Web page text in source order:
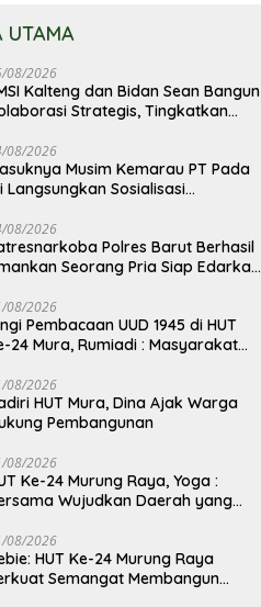
UTAMA
08/2026
Kalteng dan Bidan Sean Bangun
Strategis, Tingkatkan
08/2026
Musim Kemarau PT Pada
Langsungkan Sosialisasi
08/2026
Polres Barut Berhasil
Seorang Pria Siap Edarkan
08/2026
Pembacaan UUD 1945 di HUT
24 Mura, Rumiadi : Masyarakat
Lebih Besar
08/2026
HUT Mura, Dina Ajak Warga
Pembangunan
08/2026
Ke-24 Murung Raya, Yoga :
Wujudkan Daerah yang
08/2026
HUT Ke-24 Murung Raya
Semangat Membangun